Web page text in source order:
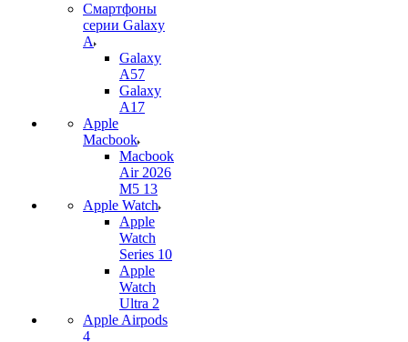
Смартфоны
серии Galaxy
A
Galaxy
A57
Galaxy
A17
Apple
Macbook
Macbook
Air 2026
M5 13
Apple Watch
Apple
Watch
Series 10
Apple
Watch
Ultra 2
Apple Airpods
4